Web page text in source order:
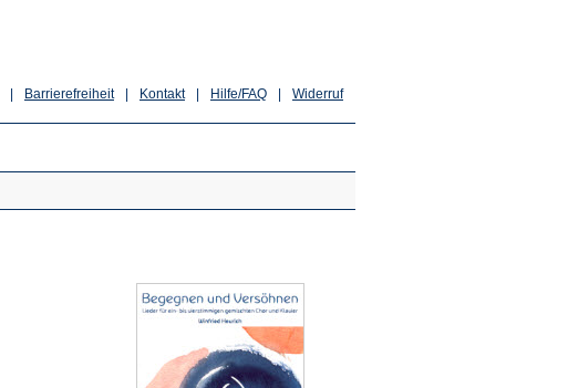
Widerruf
Hilfe/FAQ
Kontakt
Barrierefreiheit